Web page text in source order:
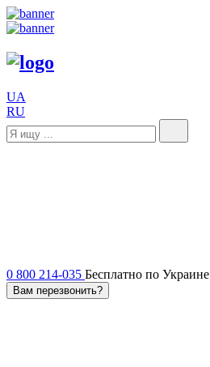
UA
RU
0 800 214-035 Бесплатно по Украине
Вам перезвонить?